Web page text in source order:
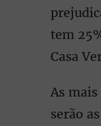
tem
Casa
As
serão